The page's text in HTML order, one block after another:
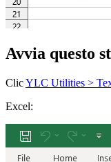
Avvia questo
ClicYLC Utilities >
Excel: